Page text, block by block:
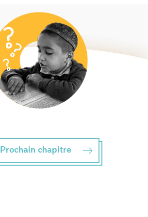
Prochain chapitre